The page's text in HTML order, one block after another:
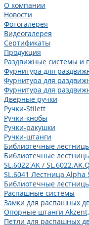
О компании
Новости
Фотогалерея
Видеогалерея
Сертификаты
Продукция
Раздвижные системы и
Фурнитура для
Фурнитура для
Фурнитура для
Дверные ручки
Ручки-Stilett
Ручки-кнобы
Ручки-ракушки
Ручки-штанги
Библиотечные
Библиотечные
SL.6022.AK /
SL.6041 Лестница Alpha
Библиотечные
Распашные системы
Замки для распашных
Опорные штанги
Петли для распашных